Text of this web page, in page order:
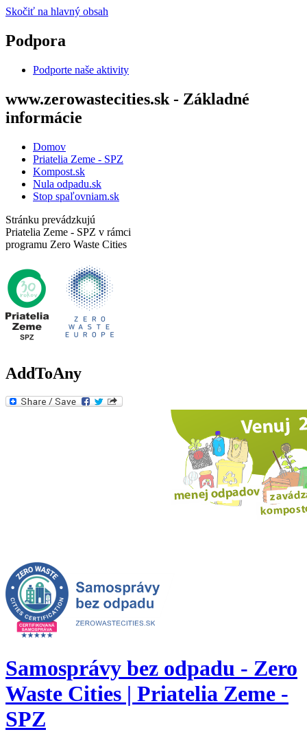
Skočiť na hlavný obsah
Podpora
Podporte naše aktivity
www.zerowastecities.sk - Základné
informácie
Domov
Priatelia Zeme - SPZ
Kompost.sk
Nula odpadu.sk
Stop spaľovniam.sk
Stránku prevádzkujú
Priatelia Zeme - SPZ v rámci
programu Zero Waste Cities
AddToAny
Samosprávy bez odpadu - Zero
Waste Cities | Priatelia Zeme -
SPZ